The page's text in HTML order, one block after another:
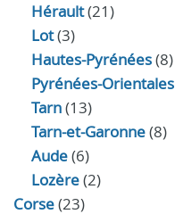
Hérault(21)
Lot(3)
Hautes-Pyrénées(8)
Pyrénées-Orientales
Tarn(13)
Tarn-et-Garonne(8)
Aude(6)
Lozère(2)
Corse(23)